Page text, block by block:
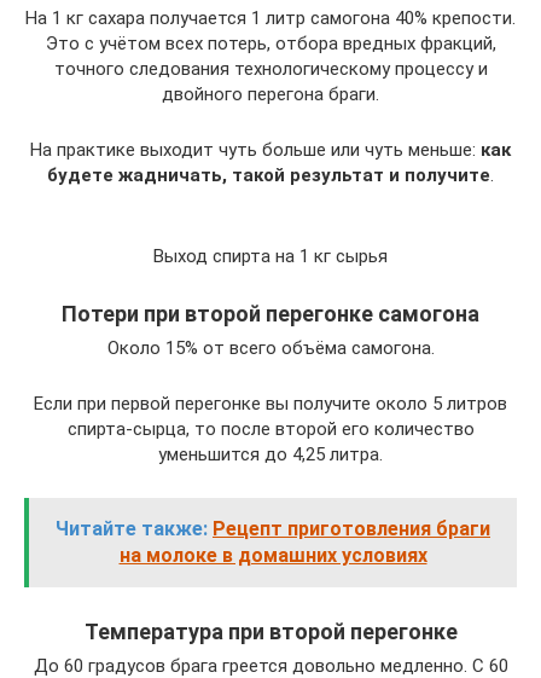
На 1 кг сахара получается 1 литр самогона 40% крепости.
Это с учётом всех потерь, отбора вредных фракций,
точного следования технологическому процессу и
двойного перегона браги.
На практике выходит чуть больше или чуть меньше: как
будете жадничать, такой результат и получите.
Выход спирта на 1 кг сырья
Потери при второй перегонке самогона
Около 15% от всего объёма самогона.
Если при первой перегонке вы получите около 5 литров
спирта-сырца, то после второй его количество
уменьшится до 4,25 литра.
Читайте также: Рецепт приготовления браги
на молоке в домашних условиях
Температура при второй перегонке
До 60 градусов брага греется довольно медленно. С 60